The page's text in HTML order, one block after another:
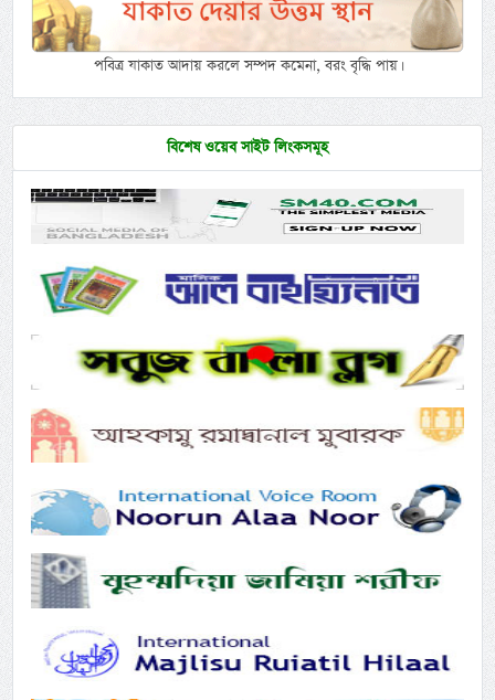
পবিত্র যাকাত আদায় করলে সম্পদ কমেনা, বরং বৃদ্ধি পায়।
বিশেষ ওয়েব সাইট লিংকসমূহ